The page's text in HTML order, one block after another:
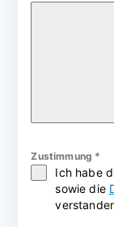
Zustimmung *
Ich habe
sowie die